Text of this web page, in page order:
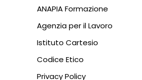
ANAPIA Formazione
Agenzia per il Lavoro
Istituto Cartesio
Codice Etico
Privacy Policy